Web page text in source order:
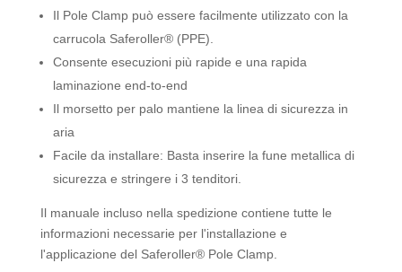
Il Pole Clamp può essere facilmente utilizzato con la
carrucola Saferoller® (PPE).
Consente esecuzioni più rapide e una rapida
laminazione end-to-end
Il morsetto per palo mantiene la linea di sicurezza in
aria
Facile da installare: Basta inserire la fune metallica di
sicurezza e stringere i 3 tenditori.
Il manuale incluso nella spedizione contiene tutte le
informazioni necessarie per l'installazione e
l'applicazione del Saferoller® Pole Clamp.